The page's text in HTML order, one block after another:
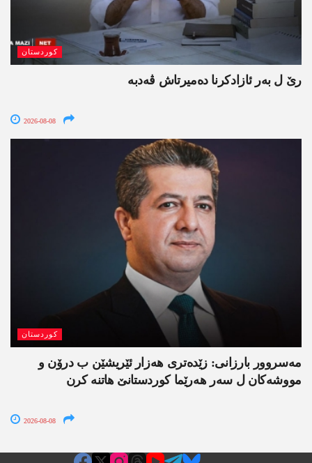
کوردستان
رێ ل بەر ئازادکرنا دەمیرتاش ڤەدبە
2026-08-08
کوردستان
مەسروور بارزانی: زێدەتری ھەزار ئێریشێن ب درۆن و
مووشەکان ل سەر ھەرێما کوردستانێ ھاتنە کرن
2026-08-08